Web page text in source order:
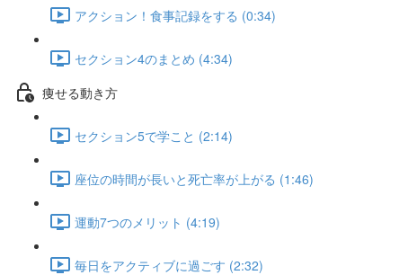
アクション！食事記録をする (0:34)
セクション4のまとめ (4:34)
痩せる動き方
セクション5で学こと (2:14)
座位の時間が長いと死亡率が上がる (1:46)
運動7つのメリット (4:19)
毎日をアクティブに過ごす (2:32)